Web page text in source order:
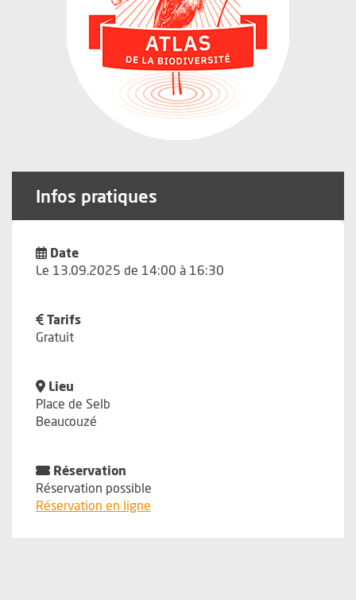
Infos pratiques
Date
Le 13.09.2025 de 14:00 à 16:30
Tarifs
Gratuit
Lieu
Place de Selb
Beaucouzé
Réservation
Réservation possible
Réservation en ligne